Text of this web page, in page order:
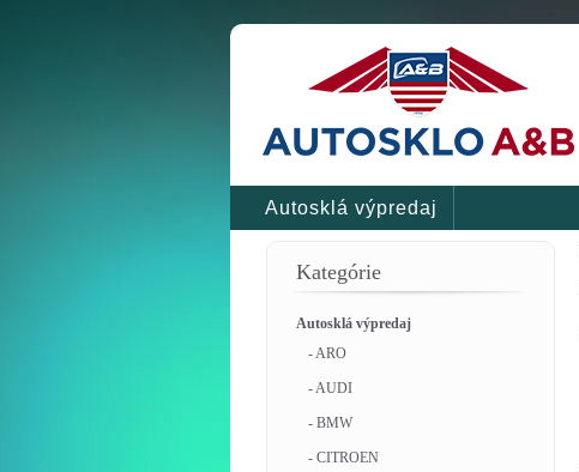
Autosklá výpredaj
Kategórie
Autosklá výpredaj
- ARO
- AUDI
- BMW
- CITROEN